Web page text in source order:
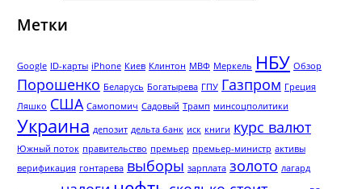
Метки
Google ID-карты iPhone Киев Клинтон МВФ Меркель НБУ Обзор
Порошенко Беларусь Богатырева ГПУ Газпром Греция
Ляшко США Самопомич Садовый Трамп минсоцполитики
Украина депозит дельта банк иск книги курс валют
Южный поток правительство премьер премьер-министр активы
верификация гонтарева выборы зарплата золото лагард